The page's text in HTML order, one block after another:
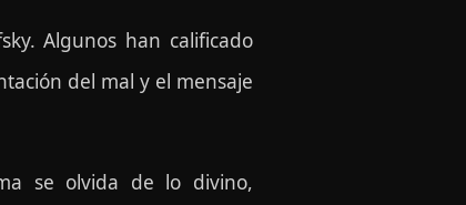
Algunos han calificado
del mal y el mensaje
se olvida de lo divino,